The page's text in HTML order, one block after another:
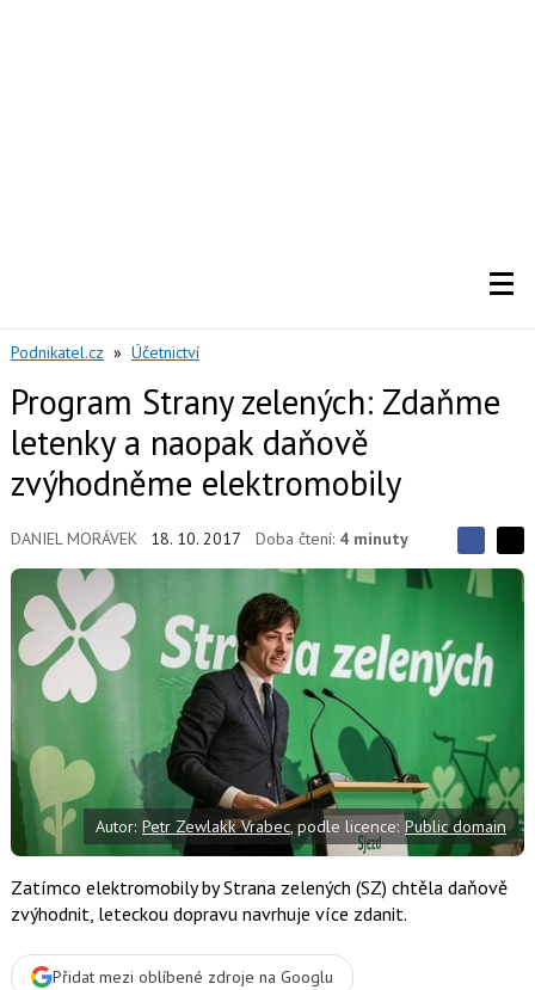
Podnikatel.cz » Účetnictví
Program Strany zelených: Zdaňme
letenky a naopak daňově
zvýhodněme elektromobily
DANIEL MORÁVEK 18. 10. 2017 Doba čtení: 4 minuty
S
d
l
e
S
d
í
t
e
F
a
e
b
o
o
k
u
t
i
X
Autor:Petr Zewlakk Vrabec, podle licence:Public domain
Zatímco elektromobily by Strana zelených (SZ) chtěla daňově
zvýhodnit, leteckou dopravu navrhuje více zdanit.
Přidat mezi oblíbené zdroje na Googlu